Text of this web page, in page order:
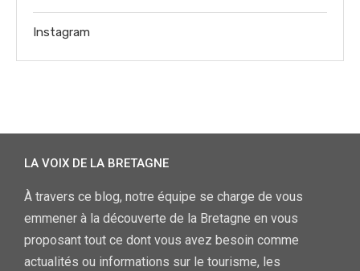
Instagram
LA VOIX DE LA BRETAGNE
À travers ce blog, notre équipe se charge de vous
emmener à la découverte de la Bretagne en vous
proposant tout ce dont vous avez besoin comme
actualités ou informations sur le tourisme, les